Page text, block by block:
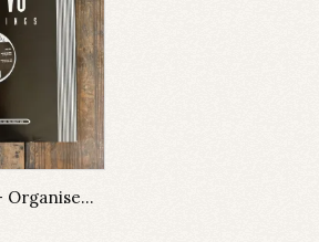
Naz AKA Naz - Organised Crime (Remix)